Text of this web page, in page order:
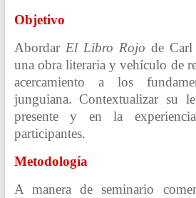
Objetivo
Abordar El Libro Rojo de
una obra literaria y vehículo de
acercamiento a los
junguiana. Contextualizar su
presente y en la
participantes.
Metodología
A manera de seminario